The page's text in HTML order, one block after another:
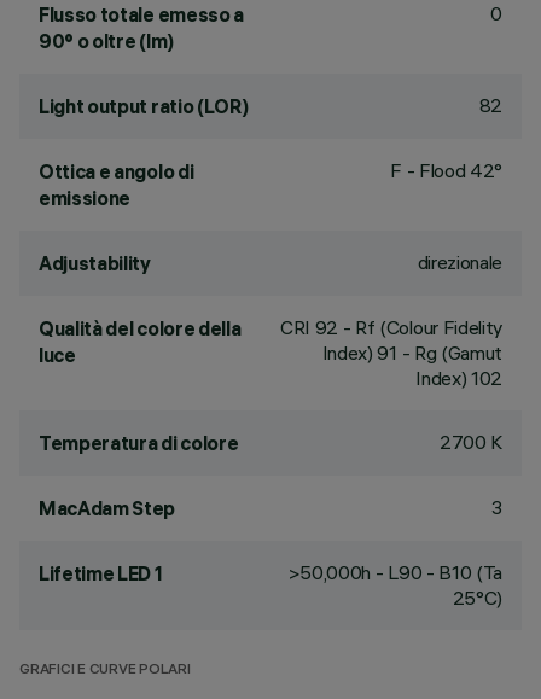
Flusso totale emesso a
90° o oltre (lm)
0
Light output ratio (LOR) 82
Ottica e angolo di
emissione
F - Flood 42°
Adjustability direzionale
Qualità del colore della
luce
CRI 92 - Rf (Colour Fidelity
Index) 91 - Rg (Gamut
Index) 102
Temperatura di colore 2700 K
MacAdam Step 3
Lifetime LED 1
>50,000h - L90 - B10 (Ta
25°C)
GRAFICI E CURVE POLARI